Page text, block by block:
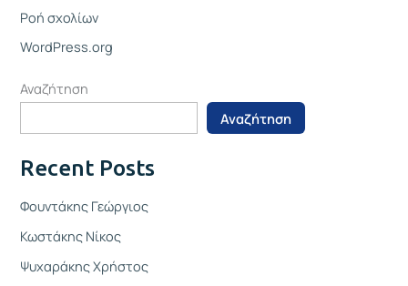
Ροή σχολίων
WordPress.org
Αναζήτηση
Αναζήτηση
Recent Posts
Φουντάκης Γεώργιος
Κωστάκης Νίκος
Ψυχαράκης Χρήστος